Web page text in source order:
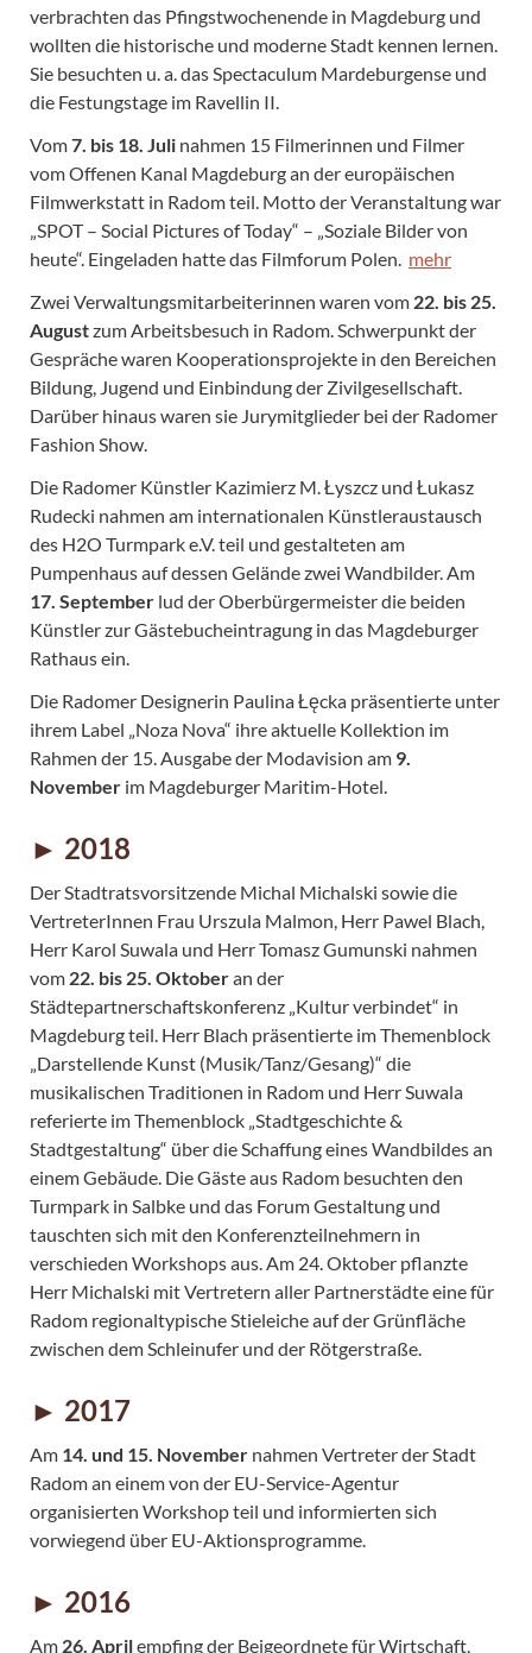
verbrachten das Pfingstwochenende in Magdeburg und
wollten die historische und moderne Stadt kennen lernen.
Sie besuchten u. a. das Spectaculum Mardeburgense und
die Festungstage im Ravellin II.
Vom7. bis 18. Juli nahmen 15 Filmerinnen und Filmer
vom Offenen Kanal Magdeburg an der europäischen
Filmwerkstatt in Radom teil. Motto der Veranstaltung war
„SPOT – Social Pictures of Today“ – „Soziale Bilder von
heute“. Eingeladen hatte das Filmforum Polen. mehr
Zwei Verwaltungsmitarbeiterinnen waren vom 22. bis 25.
Augustzum Arbeitsbesuch in Radom. Schwerpunkt der
Gespräche waren Kooperationsprojekte in den Bereichen
Bildung, Jugend und Einbindung der Zivilgesellschaft.
Darüber hinaus waren sie Jurymitglieder bei der Radomer
Fashion Show.
Die Radomer Künstler Kazimierz M. Łyszcz und Łukasz
Rudecki nahmen am internationalen Künstleraustausch
des H2O Turmpark e.V. teil und gestalteten am
Pumpenhaus auf dessen Gelände zwei Wandbilder. Am
17. September lud der Oberbürgermeister die beiden
Künstler zur Gästebucheintragung in das Magdeburger
Rathaus ein.
Die Radomer Designerin Paulina Łęcka präsentierte unter
ihrem Label „Noza Nova“ ihre aktuelle Kollektion im
Rahmen der 15. Ausgabe der Modavision am 9.
November im Magdeburger Maritim-Hotel.
► 2018
Der Stadtratsvorsitzende Michal Michalski sowie die
VertreterInnen Frau Urszula Malmon, Herr Pawel Blach,
Herr Karol Suwala und Herr Tomasz Gumunski nahmen
vom 22. bis 25. Oktoberan der
Städtepartnerschaftskonferenz „Kultur verbindet“ in
Magdeburg teil. Herr Blach präsentierte im Themenblock
„Darstellende Kunst (Musik/Tanz/Gesang)“ die
musikalischen Traditionen in Radom und Herr Suwala
referierte im Themenblock „Stadtgeschichte &
Stadtgestaltung“ über die Schaffung eines Wandbildes an
einem Gebäude. Die Gäste aus Radom besuchten den
Turmpark in Salbke und das Forum Gestaltung und
tauschten sich mit den Konferenzteilnehmern in
verschieden Workshops aus. Am 24. Oktober pflanzte
Herr Michalski mit Vertretern aller Partnerstädte eine für
Radom regionaltypische Stieleiche auf der Grünfläche
zwischen dem Schleinufer und der Rötgerstraße.
► 2017
Am 14. und 15. November nahmen Vertreter der Stadt
Radom an einem von der EU-Service-Agentur
organisierten Workshop teil und informierten sich
vorwiegend über EU-Aktionsprogramme.
► 2016
Am 26. Aprilempfing der Beigeordnete für Wirtschaft,